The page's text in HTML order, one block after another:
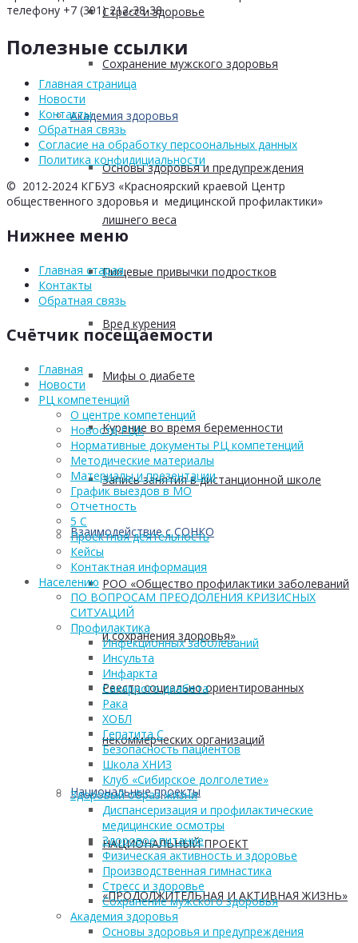
Стресс и здоровье
Сохранение мужского здоровья
Академия здоровья
Основы здоровья и предупреждения
лишнего веса
Пищевые привычки подростков
Вред курения
Мифы о диабете
Курение во время беременности
Запись занятия в дистанционной школе
Взаимодействие с СОНКО
РОО «Общество профилактики заболеваний
и сохранения здоровья»
Реестр социально ориентированных
некоммерческих организаций
Национальные проекты
НАЦИОНАЛЬНЫЙ ПРОЕКТ
«ПРОДОЛЖИТЕЛЬНАЯ И АКТИВНАЯ ЖИЗНЬ»
телефону +7 (391) 212-38-38
Полезные ссылки
Главная страница
Новости
Контакты
Обратная связь
Согласие на обработку персоональных данных
Политика конфидициальности
© 2012-2024 КГБУЗ «Красноярский краевой Центр
общественного здоровья и медицинской профилактики»
Нижнее меню
Главная старая
Контакты
Обратная связь
Счётчик посещаемости
Главная
Новости
РЦ компетенций
О центре компетенций
Новости РЦК
Нормативные документы РЦ компетенций
Методические материалы
Материалы и презентации
График выездов в МО
Отчетность
5 С
Проектная деятельность
Кейсы
Контактная информация
Населению
ПО ВОПРОСАМ ПРЕОДОЛЕНИЯ КРИЗИСНЫХ
СИТУАЦИЙ
Профилактика
Инфекционных заболеваний
Инсульта
Инфаркта
Сахарного диабета
Рака
ХОБЛ
Гепатита С
Безопасность пациентов
Школа ХНИЗ
Клуб «Сибирское долголетие»
Здоровый образ жизни
Диспансеризация и профилактические
медицинские осмотры
Здоровое питание
Физическая активность и здоровье
Производственная гимнастика
Стресс и здоровье
Сохранение мужского здоровья
Академия здоровья
Основы здоровья и предупреждения